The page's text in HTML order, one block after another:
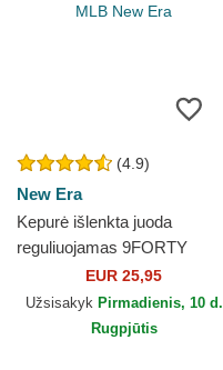
(4.9)
New Era
Kepurė išlenkta juoda
reguliuojamas 9FORTY
League Essential New York
Yankees MLB New Era
EUR 25,95
Užsisakyk Pirmadienis, 10 d.
Rugpjūtis